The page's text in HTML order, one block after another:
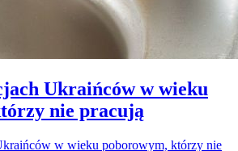
Ukraińców w wieku
nie pracują